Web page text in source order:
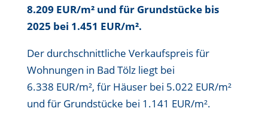
8.209 EUR/m²und für Grundstücke bis
2025 bei 1.451 EUR/m².
Der durchschnittliche Verkaufspreis für
Wohnungen in Bad Tölz liegt bei
6.338 EUR/m², für Häuser bei 5.022 EUR/m²
und für Grundstücke bei 1.141 EUR/m².